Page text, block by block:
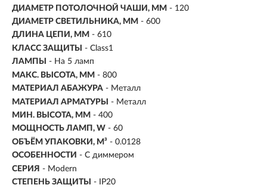
ДИАМЕТР ПОТОЛОЧНОЙ ЧАШИ, ММ - 120
ДИАМЕТР СВЕТИЛЬНИКА, ММ - 600
ДЛИНА ЦЕПИ, ММ - 610
КЛАСС ЗАЩИТЫ
- Class1
ЛАМПЫ
- На 5 ламп
МАКС. ВЫСОТА, ММ - 800
МАТЕРИАЛ АБАЖУРА - Металл
МАТЕРИАЛ АРМАТУРЫ
- Металл
МИН. ВЫСОТА, ММ - 400
МОЩНОСТЬ ЛАМП, W - 60
ОБЪЁМ УПАКОВКИ, М³ - 0.0128
ОСОБЕННОСТИ - С диммером
СЕРИЯ - Modern
СТЕПЕНЬ ЗАЩИТЫ
- IP20